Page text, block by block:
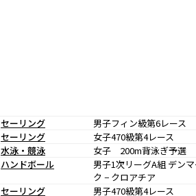
セーリング
男子フィン級第6レース
セーリング
女子470級第4レース
水泳・競泳
女子 200m背泳ぎ予選
ハンドボール
男子1次リーグA組 デン
ク − クロアチア
セーリング 男子470級第4レース